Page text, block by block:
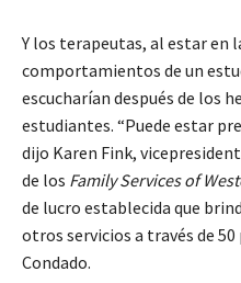
Y los terapeutas, al estar en
comportamientos de un
escucharían después de los
estudiantes. “Puede estar
dijo Karen Fink,
de los Family Services of
de lucro establecida que
otros servicios a través de
Condado.